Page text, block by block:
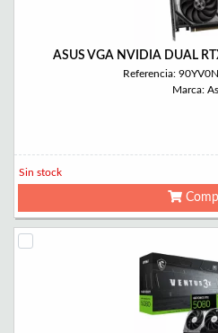
ASUS VGA NVIDIA DUAL
Referencia:
Marca:
Sin stock